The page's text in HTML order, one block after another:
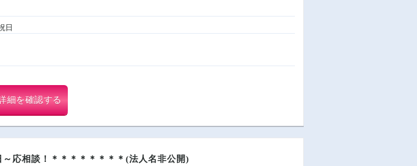
日
細を確認する
応相談！＊＊＊＊＊＊＊＊(法人名非公開)